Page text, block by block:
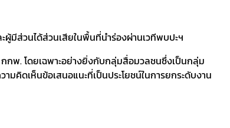
มีส่วนได้ส่วนเสียในพื้นที่นำร่องผ่านเวทีพบปะฯ
กพ. โดยเฉพาะอย่างยิ่งกับกลุ่มสื่อมวลชนซึ่งเป็นกลุ่ม
คิดเห็นข้อเสนอแนะที่เป็นประโยชน์ในการยกระดับงาน